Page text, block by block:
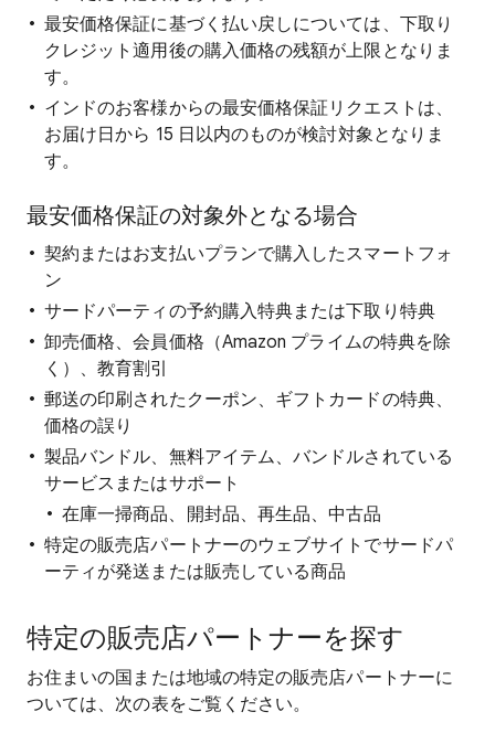
最安価格保証に基づく払い戻しについては、下取り
クレジット適用後の購入価格の残額が上限となりま
す。
インドのお客様からの最安価格保証リクエストは、
お届け日から 15 日以内のものが検討対象となりま
す。
最安価格保証の対象外となる場合
契約またはお支払いプランで購入したスマートフォ
ン
サードパーティの予約購入特典または下取り特典
卸売価格、会員価格（Amazon プライムの特典を除
く）、教育割引
郵送の印刷されたクーポン、ギフトカードの特典、
価格の誤り
製品バンドル、無料アイテム、バンドルされている
サービスまたはサポート
在庫一掃商品、開封品、再生品、中古品
特定の販売店パートナーのウェブサイトでサードパ
ーティが発送または販売している商品
特定の販売店パートナーを探す
お住まいの国または地域の特定の販売店パートナーに
ついては、次の表をご覧ください。